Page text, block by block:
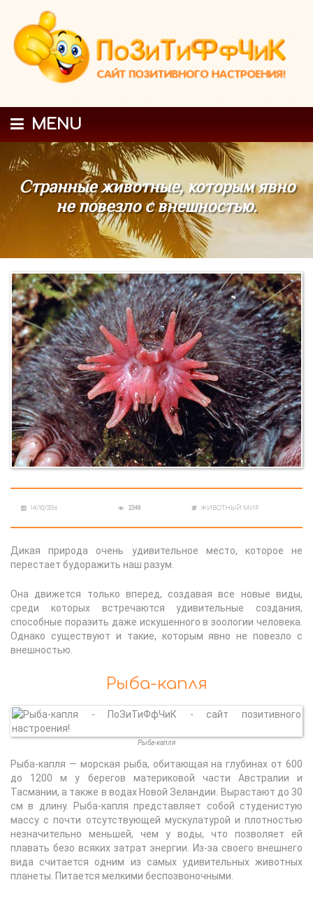
MENU
Странные животные, которым явно
не повезло с внешностью.
14/10/2016 2348 ЖИВОТНЫЙ МИР
Дикая природа очень удивительное место, которое не
перестает будоражить наш разум.
Она движется только вперед, создавая все новые виды,
среди которых встречаются удивительные создания,
способные поразить даже искушенного в зоологии человека.
Однако существуют и такие, которым явно не повезло с
внешностью.
Рыба-капля
Рыба-капля
Рыба-капля — морская рыба, обитающая на глубинах от 600
до 1200 м у берегов материковой части Австралии и
Тасмании, а также в водах Новой Зеландии. Вырастают до 30
см в длину. Рыба-капля представляет собой студенистую
массу с почти отсутствующей мускулатурой и плотностью
незначительно меньшей, чем у воды, что позволяет ей
плавать безо всяких затрат энергии. Из-за своего внешнего
вида считается одним из самых удивительных животных
планеты. Питается мелкими беспозвоночными.